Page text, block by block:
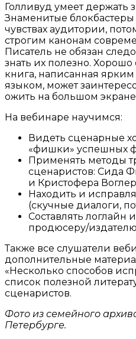
Голливуд умеет держать
Знаменитые блокбастеры
чувствах аудитории,
строгим канонам
Писатель не обязан
знать их полезно. Хорошо
книга, написанная
языком, может
ожить на большом
На вебинаре научимся:
Видеть сценарные
«фишки» успешных
Применять методы
сценаристов: Сида
и Кристофера
Находить и
(скучные диалоги,
Составлять логлайн
продюсеру/
Также все слушатели
дополнительные
«Несколько способов
список полезной
сценаристов.
Фото из семейного
Петербурге.